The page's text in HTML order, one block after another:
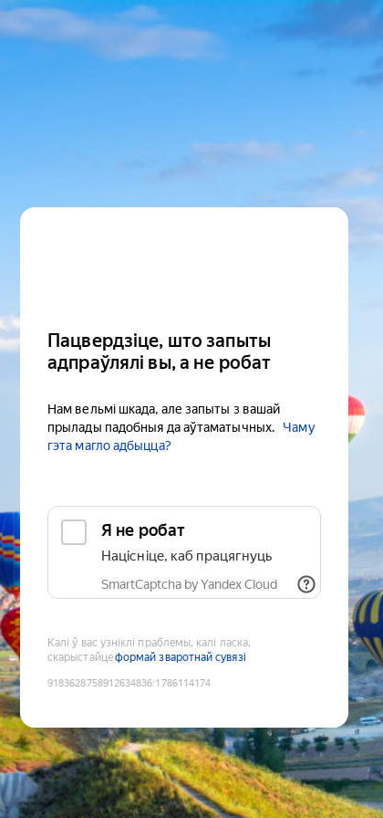
Пацвердзіце, што запыты
адпраўлялі вы, а не робат
Нам вельмі шкада, але запыты з вашай
прылады падобныя да аўтаматычных.
Чаму
гэта магло адбыцца?
Я не робат
Націсніце, каб працягнуць
SmartCaptcha by Yandex Cloud
Калі ў вас узніклі праблемы, калі ласка,
скарыстайцеформай зваротнай сувязі
9183628758912634836:1786114174